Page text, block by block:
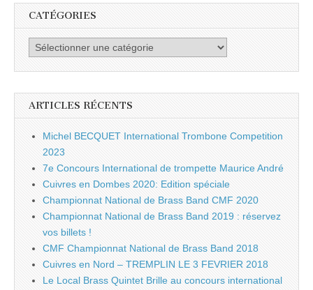
CATÉGORIES
Catégories
ARTICLES RÉCENTS
Michel BECQUET International Trombone Competition
2023
7e Concours International de trompette Maurice André
Cuivres en Dombes 2020: Edition spéciale
Championnat National de Brass Band CMF 2020
Championnat National de Brass Band 2019 : réservez
vos billets !
CMF Championnat National de Brass Band 2018
Cuivres en Nord – TREMPLIN LE 3 FEVRIER 2018
Le Local Brass Quintet Brille au concours international